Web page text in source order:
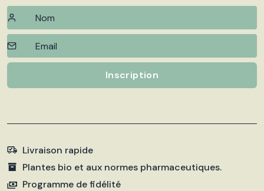
Inscription
Livraison rapide
Plantes bio et aux normes pharmaceutiques.
Programme de fidélité